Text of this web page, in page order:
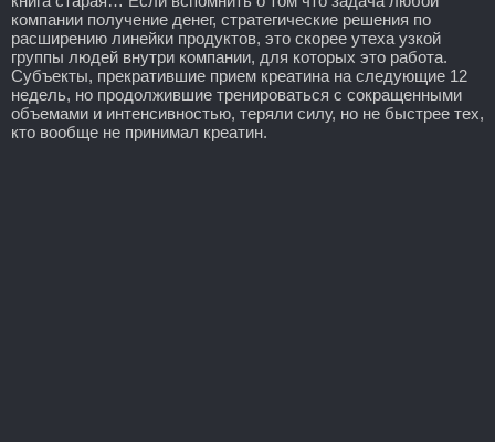
компании получение денег, стратегические решения по
расширению линейки продуктов, это скорее утеха узкой
группы людей внутри компании, для которых это работа.
Субъекты, прекратившие прием креатина на следующие 12
недель, но продолжившие тренироваться с сокращенными
объемами и интенсивностью, теряли силу, но не быстрее тех,
кто вообще не принимал креатин.